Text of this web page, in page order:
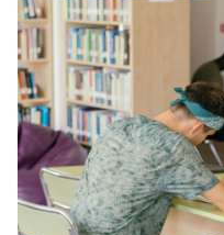
Supérieur privé : une
promesse
11 juillet 2026-
Le projet de loi sur la
supérieur privé met en
qui relègue l’acte
Lire la suite →